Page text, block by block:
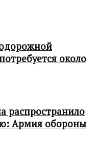
около
распространило
Армия обороны